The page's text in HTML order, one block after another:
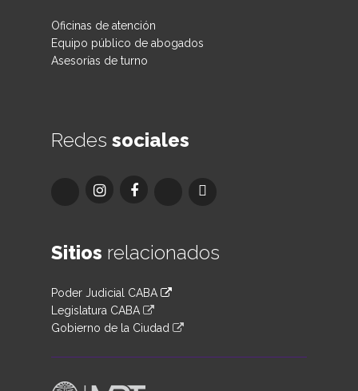
Oficinas de atención
Equipo público de abogados
Asesorías de turno
Redes sociales
Sitios relacionados
Poder Judicial CABA
Legislatura CABA
Gobierno de la Ciudad